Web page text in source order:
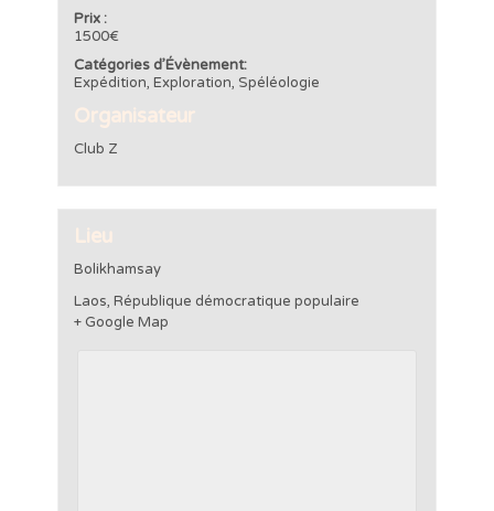
Prix :
1500€
Catégories d’Évènement:
Expédition, Exploration, Spéléologie
Organisateur
Club Z
Lieu
Bolikhamsay
Laos, République démocratique populaire
+ Google Map